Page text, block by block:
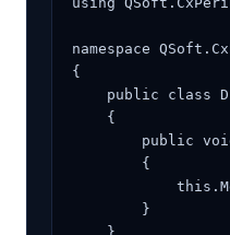
namespace
{
public class
    {
public
        {
        }